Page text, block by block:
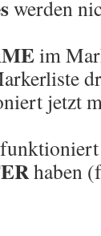
werden
im
jetzt
haben